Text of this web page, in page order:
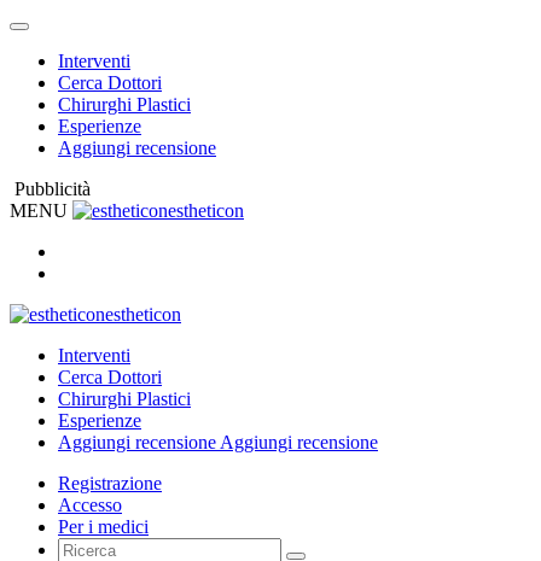
Interventi
Cerca Dottori
Chirurghi Plastici
Esperienze
Aggiungi recensione
Pubblicità
MENU
estheticon
estheticon
Interventi
Cerca Dottori
Chirurghi Plastici
Esperienze
Aggiungi recensione Aggiungi recensione
Registrazione
Accesso
Per i medici